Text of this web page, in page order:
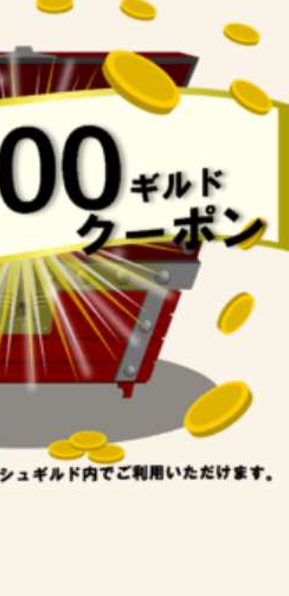
従って、クエストミ
よう！